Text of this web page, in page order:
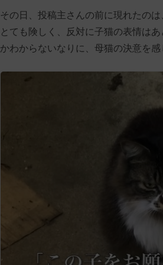
その日、投稿主さんの前に現れたの
とても険しく、反対に子猫の表情は
かわからないなりに、母猫の決意を